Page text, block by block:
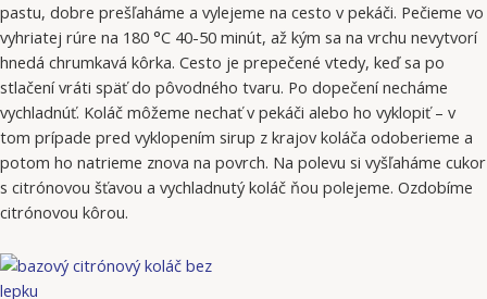
pastu, dobre prešľaháme a vylejeme na cesto v pekáči. Pečieme vo
vyhriatej rúre na 180 °C 40-50 minút, až kým sa na vrchu nevytvorí
hnedá chrumkavá kôrka. Cesto je prepečené vtedy, keď sa po
stlačení vráti späť do pôvodného tvaru. Po dopečení necháme
vychladnúť. Koláč môžeme nechať v pekáči alebo ho vyklopiť – v
tom prípade pred vyklopením sirup z krajov koláča odoberieme a
potom ho natrieme znova na povrch. Na polevu si vyšľaháme cukor
s citrónovou šťavou a vychladnutý koláč ňou polejeme. Ozdobíme
citrónovou kôrou.